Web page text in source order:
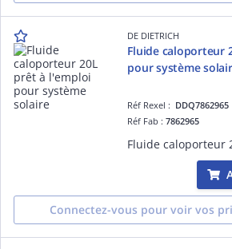
DE DIETRICH
Fluide caloporteur
pour système
Réf Rexel : DDQ7862965
Réf Fab :7862965
Connectez-vous pour voir vos